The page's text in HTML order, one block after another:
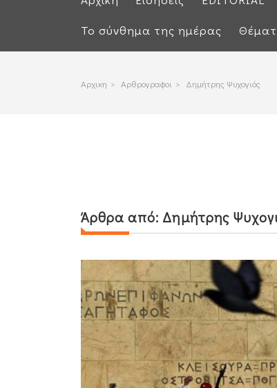
Το σύνθημα της ημέρας
Αρχικη > Αρθρογραφοι > Δημήτρης Ψυχογιός
Άρθρα από: Δημήτρης